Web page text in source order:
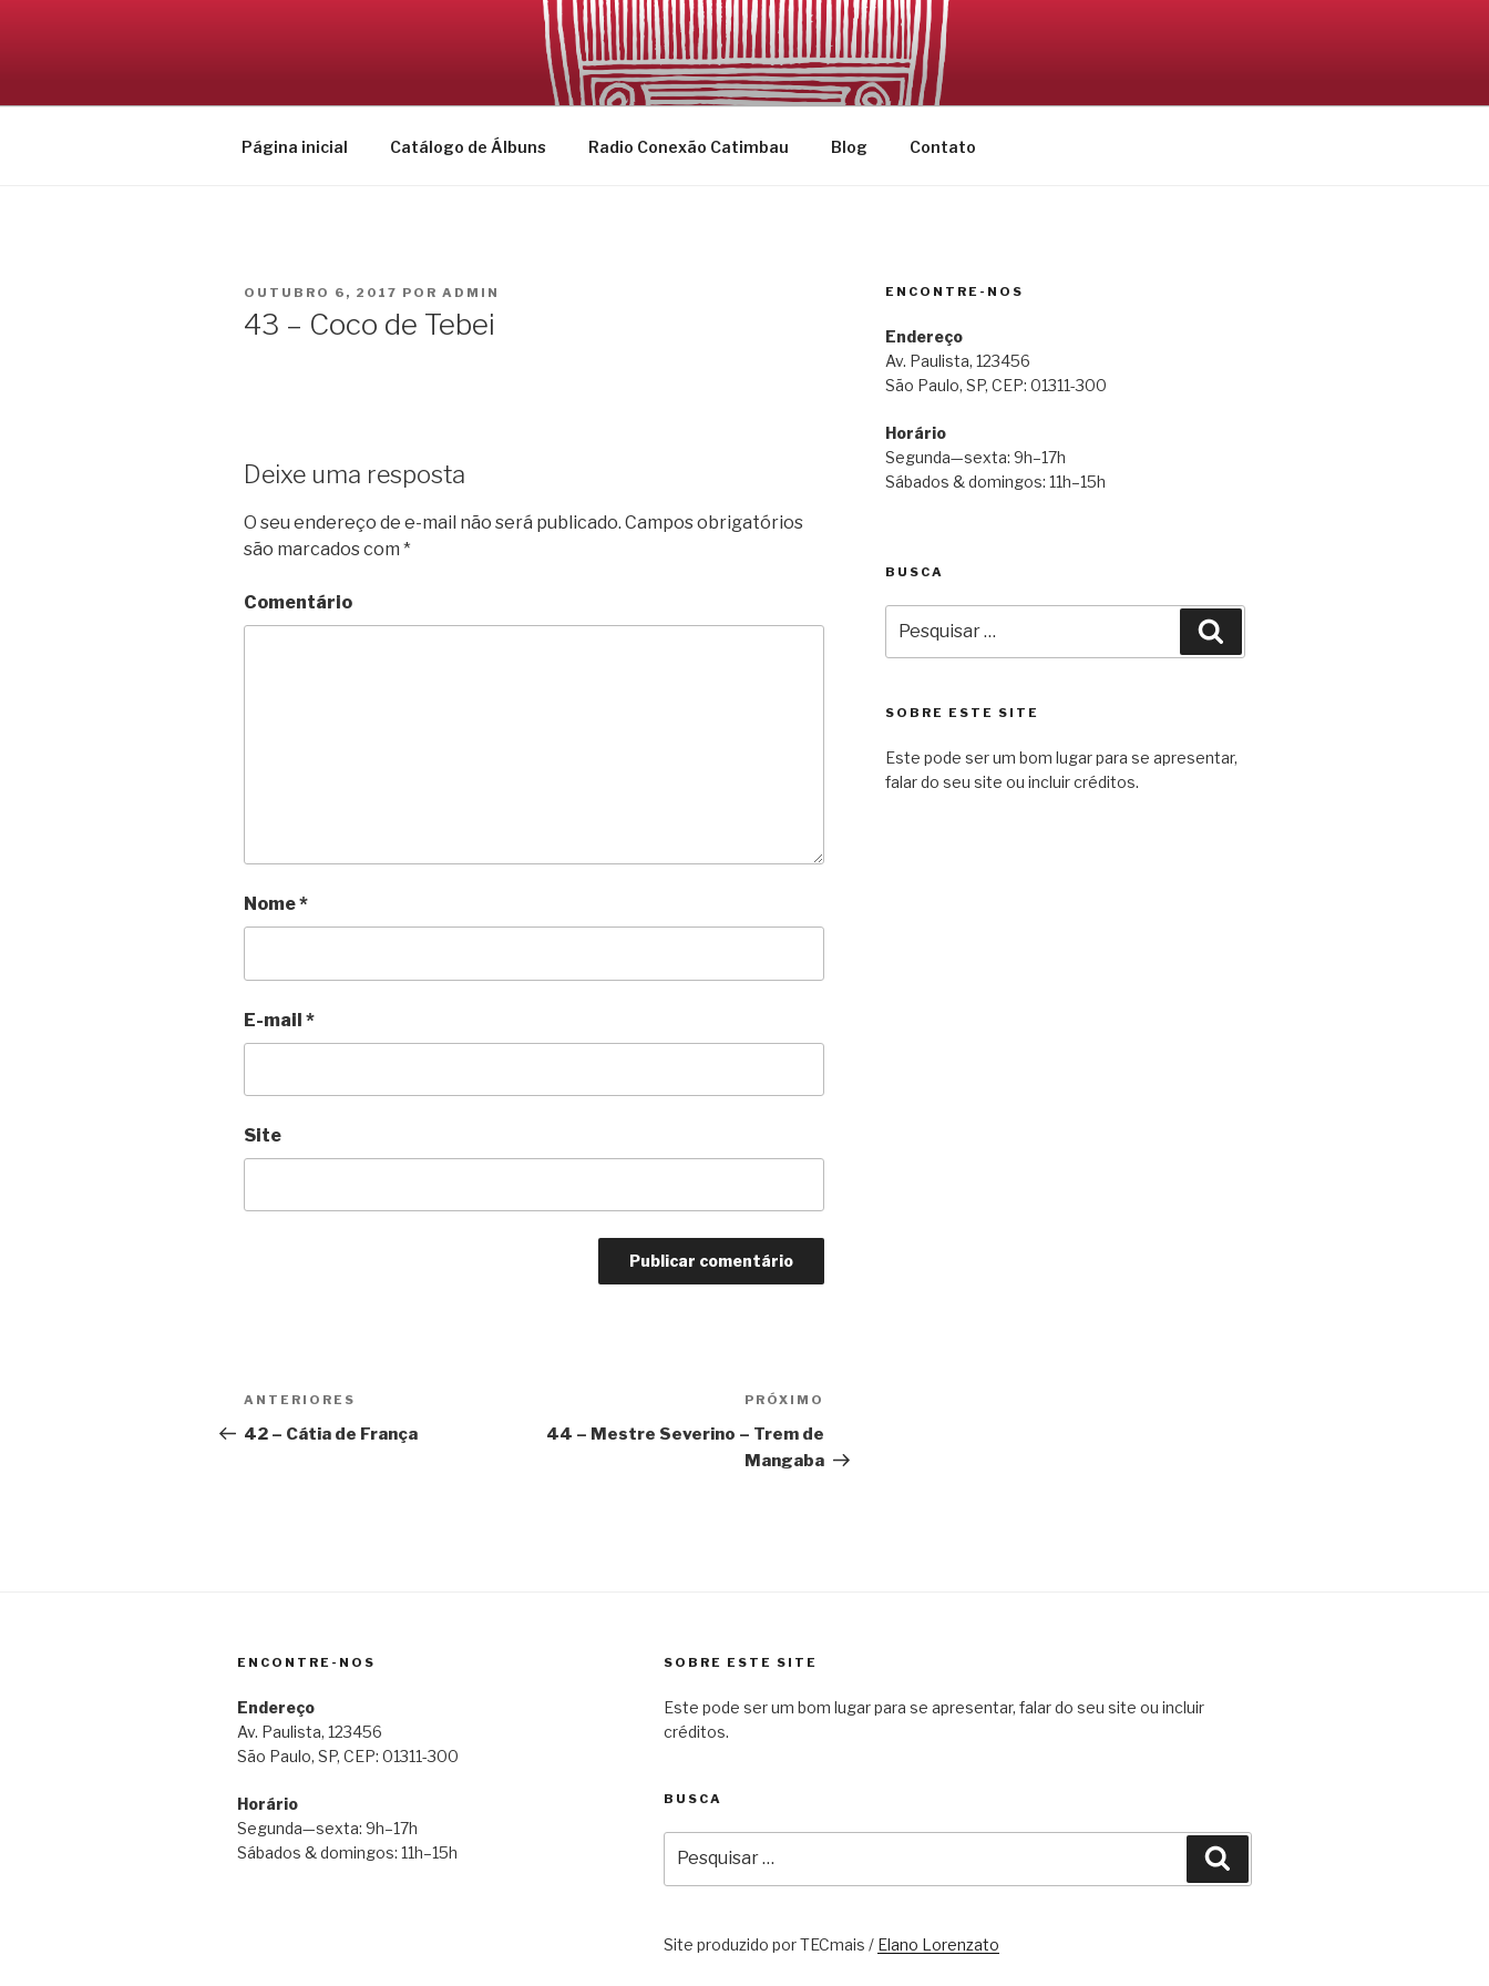
CONEXÃO CATIMBAU
Página inicial Catálogo de Álbuns Radio Conexão Catimbau Blog Contato
PUBLICADO
EM
OUTUBRO 6, 2017 POR ADMIN
43 – Coco de Tebei
Deixe uma resposta
O seu endereço de e-mail não será publicado. Campos obrigatórios
são marcados com *
Comentário
Nome*
E-mail *
Site
Navegação
de
Post
anterior
ANTERIORES
42 – Cátia de França
PRÓXIMO
44 – Mestre Severino – Trem de
Mangaba
ENCONTRE-NOS
Endereço
Av. Paulista, 123456
São Paulo, SP, CEP: 01311-300
Horário
Segunda—sexta: 9h–17h
Sábados & domingos: 11h–15h
BUSCA
por:
SOBRE ESTE SITE
Este pode ser um bom lugar para se apresentar,
falar do seu site ou incluir créditos.
ENCONTRE-NOS
Endereço
Av. Paulista, 123456
São Paulo, SP, CEP: 01311-300
Horário
Segunda—sexta: 9h–17h
Sábados & domingos: 11h–15h
SOBRE ESTE SITE
Este pode ser um bom lugar para se apresentar, falar do seu site ou incluir
créditos.
BUSCA
por:
Site produzido por TECmais / Elano Lorenzato